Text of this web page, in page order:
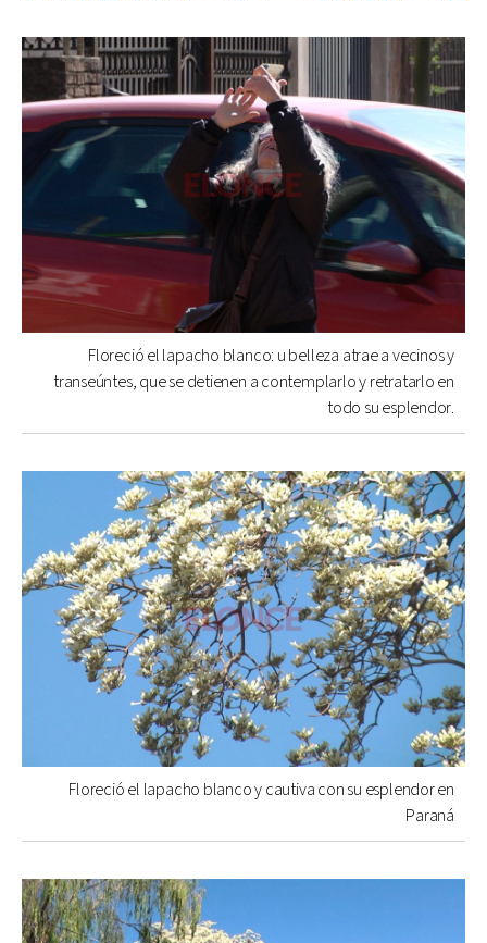
Floreció el lapacho blanco: u belleza atrae a vecinos y
transeúntes, que se detienen a contemplarlo y retratarlo en
todo su esplendor.
Floreció el lapacho blanco y cautiva con su esplendor en
Paraná